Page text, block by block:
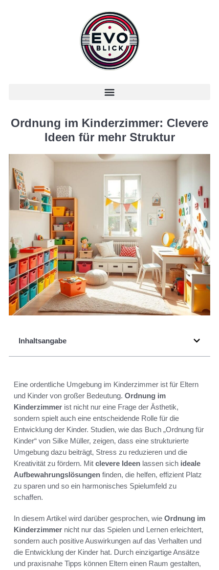
Ordnung im Kinderzimmer: Clevere
Ideen für mehr Struktur
Inhaltsangabe
Eine ordentliche Umgebung im Kinderzimmer ist für Eltern
und Kinder von großer Bedeutung. Ordnung im
Kinderzimmer ist nicht nur eine Frage der Ästhetik,
sondern spielt auch eine entscheidende Rolle für die
Entwicklung der Kinder. Studien, wie das Buch „Ordnung für
Kinder“ von Silke Müller, zeigen, dass eine strukturierte
Umgebung dazu beiträgt, Stress zu reduzieren und die
Kreativität zu fördern. Mit clevere Ideen lassen sich ideale
Aufbewahrungslösungen finden, die helfen, effizient Platz
zu sparen und so ein harmonisches Spielumfeld zu
schaffen.
In diesem Artikel wird darüber gesprochen, wie Ordnung im
Kinderzimmer nicht nur das Spielen und Lernen erleichtert,
sondern auch positive Auswirkungen auf das Verhalten und
die Entwicklung der Kinder hat. Durch einzigartige Ansätze
und praxisnahe Tipps können Eltern einen Raum gestalten,